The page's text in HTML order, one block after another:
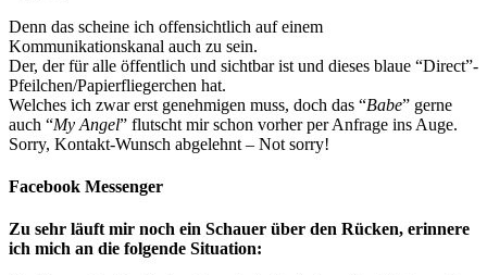
Denn das scheine ich offensichtlich auf einem
Kommunikationskanal auch zu sein.
Der, der für alle öffentlich und sichtbar ist und dieses blaue “Direct”-
Pfeilchen/Papierfliegerchen hat.
Welches ich zwar erst genehmigen muss, doch das “Babe” gerne
auch “My Angel” flutscht mir schon vorher per Anfrage ins Auge.
Sorry, Kontakt-Wunsch abgelehnt – Not sorry!
Facebook Messenger
Zu sehr läuft mir noch ein Schauer über den Rücken, erinnere
ich mich an die folgende Situation: